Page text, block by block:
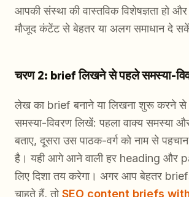
आपकी संस्था की वास्तविक विशेषज्ञता हो
मौजूद कंटेंट से बेहतर या अलग समाधान दे
चरण 2: brief लिखने से पहले समस्या-
लेख का brief बनाने या लिखना शुरू करने से
समस्या-विवरण लिखें: पहला वाक्य समस्या
बताए, दूसरा उस पाठक-वर्ग को नाम से
है। यही आगे आने वाली हर heading और
लिए दिशा तय करेगा। अगर आप बेहतर
चाहते हैं, तोSEO content briefs